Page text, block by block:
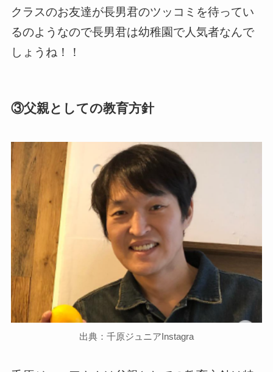
クラスのお友達が長男君のツッコミを待ってい
るのようなので長男君は幼稚園で人気者なんで
しょうね！！
③父親としての教育方針
出典：千原ジュニアInstagra